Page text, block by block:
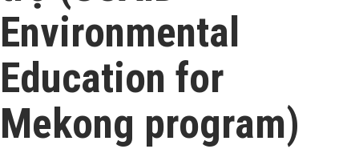
Environmental
Education for
Mekong program)